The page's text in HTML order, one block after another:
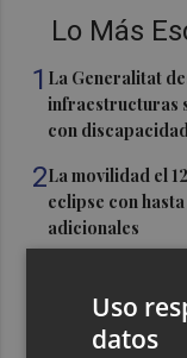
Lo Más
1 La Generalitat
infraestructuras
con
2La movilidad el
eclipse con
adicionales
Tírig para
La Guardia Civil
Uso
datos